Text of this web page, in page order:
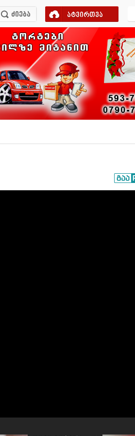
ატვირთვა